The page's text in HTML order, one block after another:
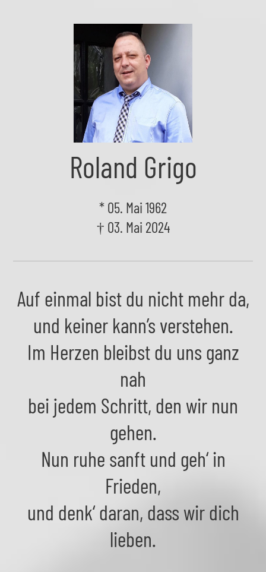
Roland Grigo
* 05. Mai 1962
† 03. Mai 2024
Auf einmal bist du nicht mehr da,
und keiner kann’s verstehen.
Im Herzen bleibst du uns ganz
nah
bei jedem Schritt, den wir nun
gehen.
Nun ruhe sanft und geh‘ in
Frieden,
und denk‘ daran, dass wir dich
lieben.